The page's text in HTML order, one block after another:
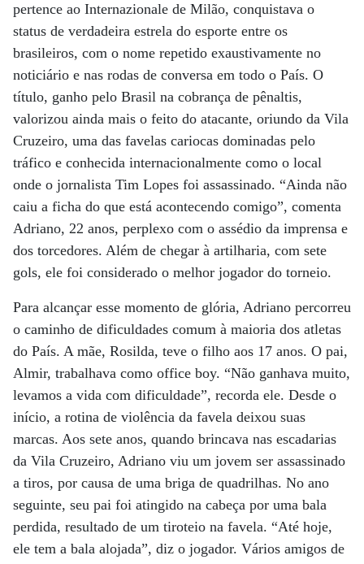
pertence ao Internazionale de Milão, conquistava o
status de verdadeira estrela do esporte entre os
brasileiros, com o nome repetido exaustivamente no
noticiário e nas rodas de conversa em todo o País. O
título, ganho pelo Brasil na cobrança de pênaltis,
valorizou ainda mais o feito do atacante, oriundo da Vila
Cruzeiro, uma das favelas cariocas dominadas pelo
tráfico e conhecida internacionalmente como o local
onde o jornalista Tim Lopes foi assassinado. “Ainda não
caiu a ficha do que está acontecendo comigo”, comenta
Adriano, 22 anos, perplexo com o assédio da imprensa e
dos torcedores. Além de chegar à artilharia, com sete
gols, ele foi considerado o melhor jogador do torneio.
Para alcançar esse momento de glória, Adriano percorreu
o caminho de dificuldades comum à maioria dos atletas
do País. A mãe, Rosilda, teve o filho aos 17 anos. O pai,
Almir, trabalhava como office boy. “Não ganhava muito,
levamos a vida com dificuldade”, recorda ele. Desde o
início, a rotina de violência da favela deixou suas
marcas. Aos sete anos, quando brincava nas escadarias
da Vila Cruzeiro, Adriano viu um jovem ser assassinado
a tiros, por causa de uma briga de quadrilhas. No ano
seguinte, seu pai foi atingido na cabeça por uma bala
perdida, resultado de um tiroteio na favela. “Até hoje,
ele tem a bala alojada”, diz o jogador. Vários amigos de